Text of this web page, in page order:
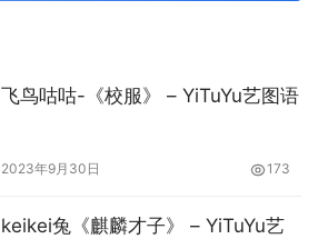
飞鸟咕咕-《校服》 – YiTuYu艺图语
2023年9月30日 173
keikei兔《麒麟才子》 – YiTuYu艺